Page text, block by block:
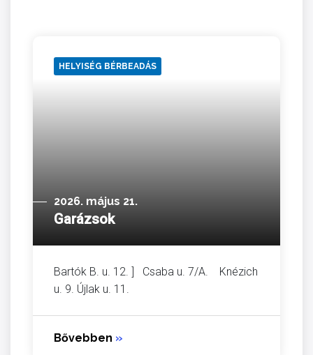
HELYISÉG BÉRBEADÁS
2026. május 21.
Garázsok
Bartók B. u. 12. ] Csaba u. 7/A. Knézich
u. 9. Újlak u. 11.
Bővebben »